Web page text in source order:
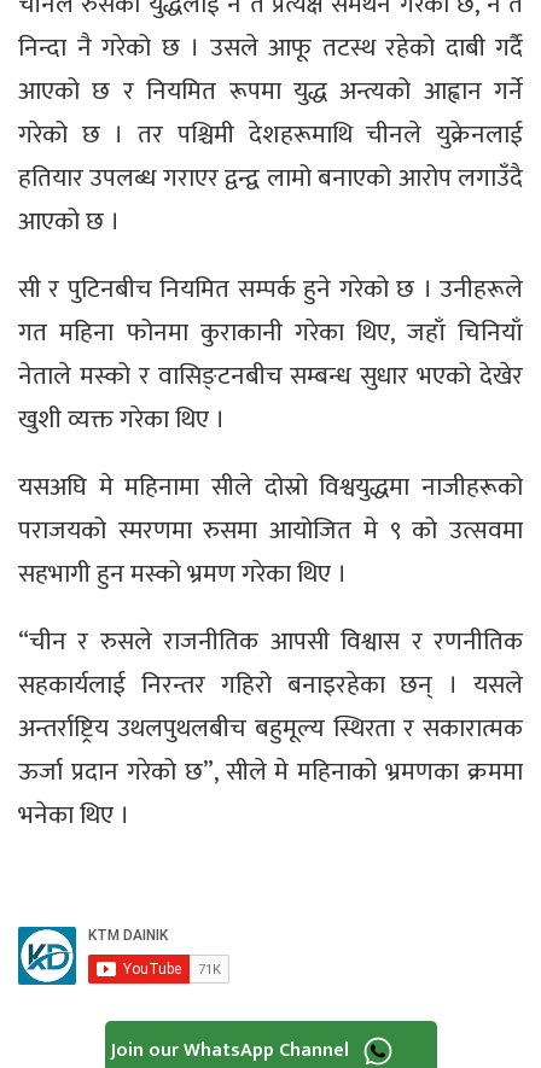
निन्दा नै गरेको छ । उसले आफू तटस्थ रहेको दाबी गर्दै
आएको छ र नियमित रूपमा युद्ध अन्त्यको आह्वान गर्ने
गरेको छ । तर पश्चिमी देशहरूमाथि चीनले युक्रेनलाई
हतियार उपलब्ध गराएर द्वन्द्व लामो बनाएको आरोप लगाउँदै
आएको छ ।
सी र पुटिनबीच नियमित सम्पर्क हुने गरेको छ । उनीहरूले
गत महिना फोनमा कुराकानी गरेका थिए, जहाँ चिनियाँ
नेताले मस्को र वासिङ्टनबीच सम्बन्ध सुधार भएको देखेर
खुशी व्यक्त गरेका थिए ।
यसअघि मे महिनामा सीले दोस्रो विश्वयुद्धमा नाजीहरूको
पराजयको स्मरणमा रुसमा आयोजित मे ९ को उत्सवमा
सहभागी हुन मस्को भ्रमण गरेका थिए ।
“चीन र रुसले राजनीतिक आपसी विश्वास र रणनीतिक
सहकार्यलाई निरन्तर गहिरो बनाइरहेका छन् । यसले
अन्तर्राष्ट्रिय उथलपुथलबीच बहुमूल्य स्थिरता र सकारात्मक
ऊर्जा प्रदान गरेको छ”, सीले मे महिनाको भ्रमणका क्रममा
भनेका थिए ।
Join our WhatsApp Channel